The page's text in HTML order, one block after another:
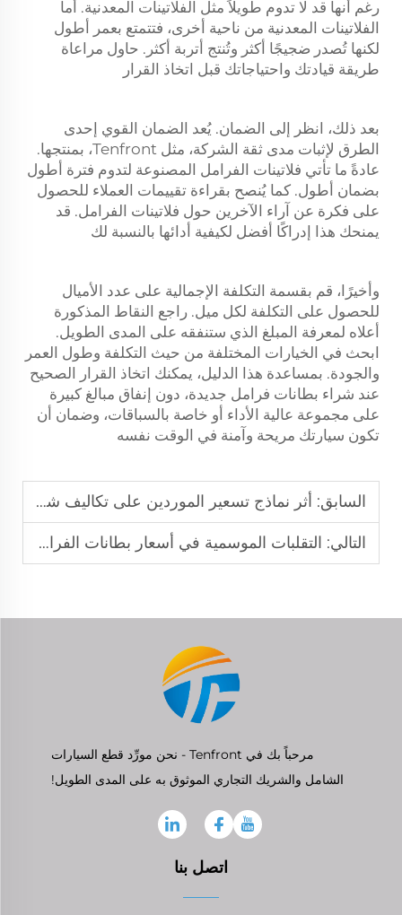
رغم أنها قد لا تدوم طويلاً مثل الفلاتينات المعدنية. أما
الفلاتينات المعدنية من ناحية أخرى، فتتمتع بعمر أطول
لكنها تُصدر ضجيجًا أكثر وتُنتج أتربة أكثر. حاول مراعاة
طريقة قيادتك واحتياجاتك قبل اتخاذ القرار
بعد ذلك، انظر إلى الضمان. يُعد الضمان القوي إحدى
الطرق لإثبات مدى ثقة الشركة، مثل Tenfront، بمنتجها.
عادةً ما تأتي فلاتينات الفرامل المصنوعة لتدوم فترة أطول
بضمان أطول. كما يُنصح بقراءة تقييمات العملاء للحصول
على فكرة عن آراء الآخرين حول فلاتينات الفرامل. قد
يمنحك هذا إدراكًا أفضل لكيفية أدائها بالنسبة لك
وأخيرًا، قم بقسمة التكلفة الإجمالية على عدد الأميال
للحصول على التكلفة لكل ميل. راجع النقاط المذكورة
أعلاه لمعرفة المبلغ الذي ستنفقه على المدى الطويل.
ابحث في الخيارات المختلفة من حيث التكلفة وطول العمر
والجودة. بمساعدة هذا الدليل، يمكنك اتخاذ القرار الصحيح
عند شراء بطانات فرامل جديدة، دون إنفاق مبالغ كبيرة
على مجموعة عالية الأداء أو خاصة بالسباقات، وضمان أن
تكون سيارتك مريحة وآمنة في الوقت نفسه
السابق: أثر نماذج تسعير الموردين على تكاليف شراء بطانات الفرامل
التالي: التقلبات الموسمية في أسعار بطانات الفرامل: ما الوقت الأمثل لشراء الكمية الكبيرة؟
مرحباً بك في Tenfront - نحن مورِّد قطع السيارات
الشامل والشريك التجاري الموثوق به على المدى الطويل!
اتصل بنا